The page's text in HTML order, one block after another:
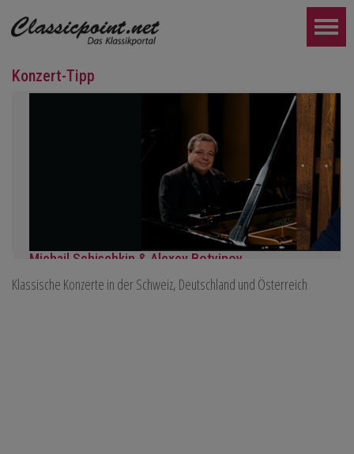
Konzert-Tipp
Michail Schischkin & Alexey Botvinov
Michail Schischkin - Lesung, Gespräch und Alexey Botvinov -
Klassische Konzerte in der Schweiz, Deutschland und Österreich